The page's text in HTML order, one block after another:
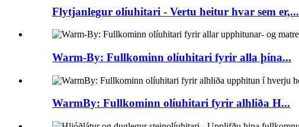
Flytjanlegur olíuhitari - Vertu heitur hvar sem er,...
Warm-By: Fullkominn olíuhitari fyrir alla þína...
WarmBy: Fullkominn olíuhitari fyrir alhliða H...